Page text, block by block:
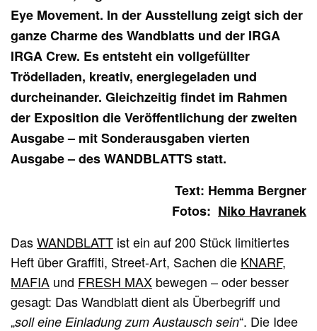
Eye Movement. In der Ausstellung zeigt sich der
ganze Charme des Wandblatts und der IRGA
IRGA Crew. Es entsteht ein vollgefüllter
Trödelladen, kreativ, energiegeladen und
durcheinander. Gleichzeitig findet im Rahmen
der Exposition die Veröffentlichung der zweiten
Ausgabe – mit Sonderausgaben vierten
Ausgabe – des WANDBLATTS statt.
Text: Hemma Bergner
Fotos: Niko Havranek
DasWANDBLATT ist ein auf 200 Stück limitiertes
Heft über Graffiti, Street-Art, Sachen die KNARF,
MAFIA und FRESH MAX bewegen – oder besser
gesagt: Das Wandblatt dient als Überbegriff und
„soll eine Einladung zum Austausch sein“. Die Idee